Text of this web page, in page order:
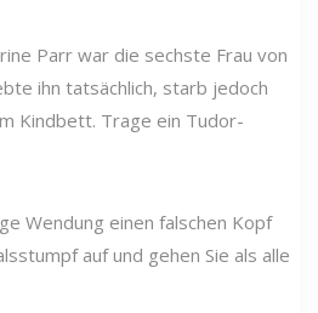
Parr war die sechste Frau von
ihn tatsächlich, starb jedoch
Kindbett. Trage ein Tudor-
Wendung einen falschen Kopf
auf und gehen Sie als alle